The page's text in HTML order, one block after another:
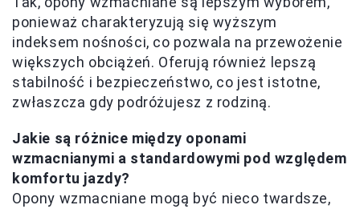
ponieważ charakteryzują się wyższym
indeksem nośności, co pozwala na przewożenie
większych obciążeń. Oferują również lepszą
stabilność i bezpieczeństwo, co jest istotne,
zwłaszcza gdy podróżujesz z rodziną.
Jakie są różnice między oponami
wzmacnianymi a standardowymi pod względem
komfortu jazdy?
Opony wzmacniane mogą być nieco twardsze,